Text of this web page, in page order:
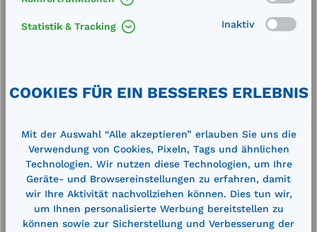
Produkt Anzahl: Gib denIn den Warenkorb
Artikel-Nummer:711318
Lieferung frei Haus
Zertifizierte Qualität
Statistik & Tracking Inaktiv
COOKIES FÜR EIN BESSERES ERLEBNIS
Mit der Auswahl “Alle akzeptieren” erlauben Sie uns die
Verwendung von Cookies, Pixeln, Tags und ähnlichen
Technologien. Wir nutzen diese Technologien, um Ihre
Geräte- und Browsereinstellungen zu erfahren, damit
wir Ihre Aktivität nachvollziehen können. Dies tun wir,
um Ihnen personalisierte Werbung bereitstellen zu
können sowie zur Sicherstellung und Verbesserung der